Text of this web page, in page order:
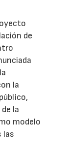
de
la
la
modelo
las